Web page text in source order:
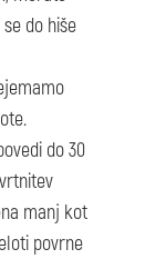
do hiše
do 30
manj kot
povrne